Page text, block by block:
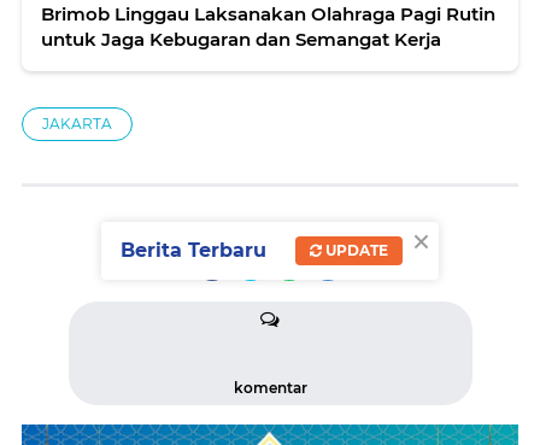
Brimob Linggau Laksanakan Olahraga Pagi Rutin
untuk Jaga Kebugaran dan Semangat Kerja
JAKARTA
komentar
×
Berita Terbaru UPDATE